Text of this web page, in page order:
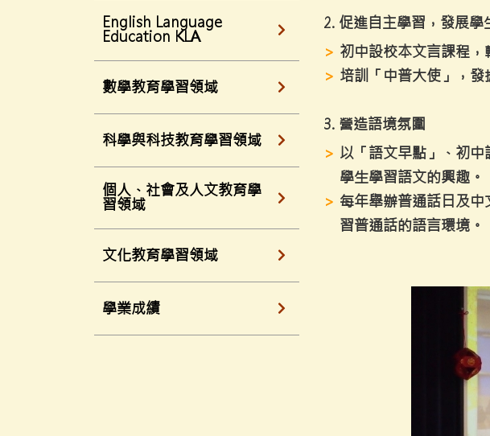
English Language
Education KLA
數學教育學習領域
科學與科技教育學習領域
個人、社會及人文教育學
習領域
文化教育學習領域
學業成績
2. 促進自主學習，發展學
初中設校本文言課程
培訓「中普大使」，
3. 營造語境氛圍
以「語文早點」、初
學生學習語文的興趣。
每年舉辦普通話日及
習普通話的語言環境。